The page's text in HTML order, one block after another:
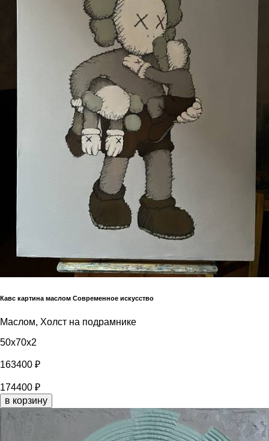
Кавс картина маслом Современное искусство
Маслом, Холст на подрамнике
50x70x2
163400 ₽
174400 ₽
в корзину